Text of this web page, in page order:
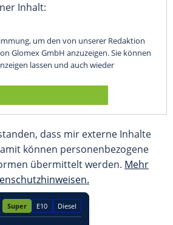
Inhalt:
um den von unserer Redaktion
Glomex GmbH anzuzeigen. Sie können
lassen und auch wieder
dass mir externe Inhalte
können personenbezogene
übermittelt werden. Mehr